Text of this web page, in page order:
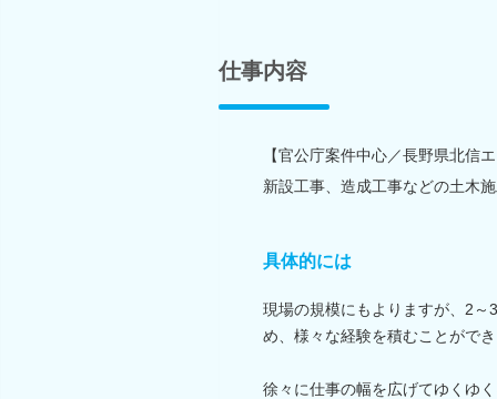
仕事内容
【官公庁案件中心／長野県北信
新設工事、造成工事などの土木
具体的には
現場の規模にもよりますが、2
め、様々な経験を積むことがで
徐々に仕事の幅を広げてゆくゆ